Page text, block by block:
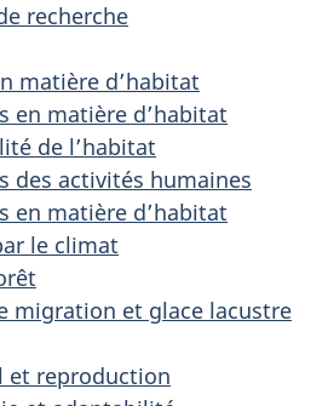
recherche
matière d’habitat
en matière d’habitat
de l’habitat
des activités humaines
en matière d’habitat
le climat
migration et glace lacustre
et reproduction